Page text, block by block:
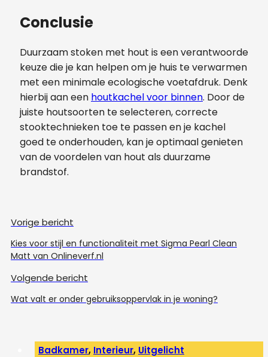
Conclusie
Duurzaam stoken met hout is een verantwoorde
keuze die je kan helpen om je huis te verwarmen
met een minimale ecologische voetafdruk. Denk
hierbij aan een houtkachel voor binnen. Door de
juiste houtsoorten te selecteren, correcte
stooktechnieken toe te passen en je kachel
goed te onderhouden, kan je optimaal genieten
van de voordelen van hout als duurzame
brandstof.
Vorige bericht
Kies voor stijl en functionaliteit met Sigma Pearl Clean
Matt van Onlineverf.nl
Volgende bericht
Wat valt er onder gebruiksoppervlak in je woning?
Badkamer, Interieur, Uitgelicht